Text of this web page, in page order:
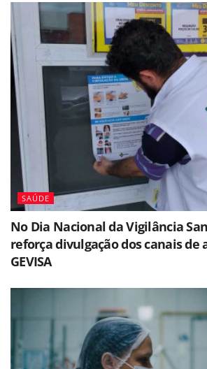
SAÚDE
No Dia Nacional da Vigilância
reforça divulgação dos canais
GEVISA